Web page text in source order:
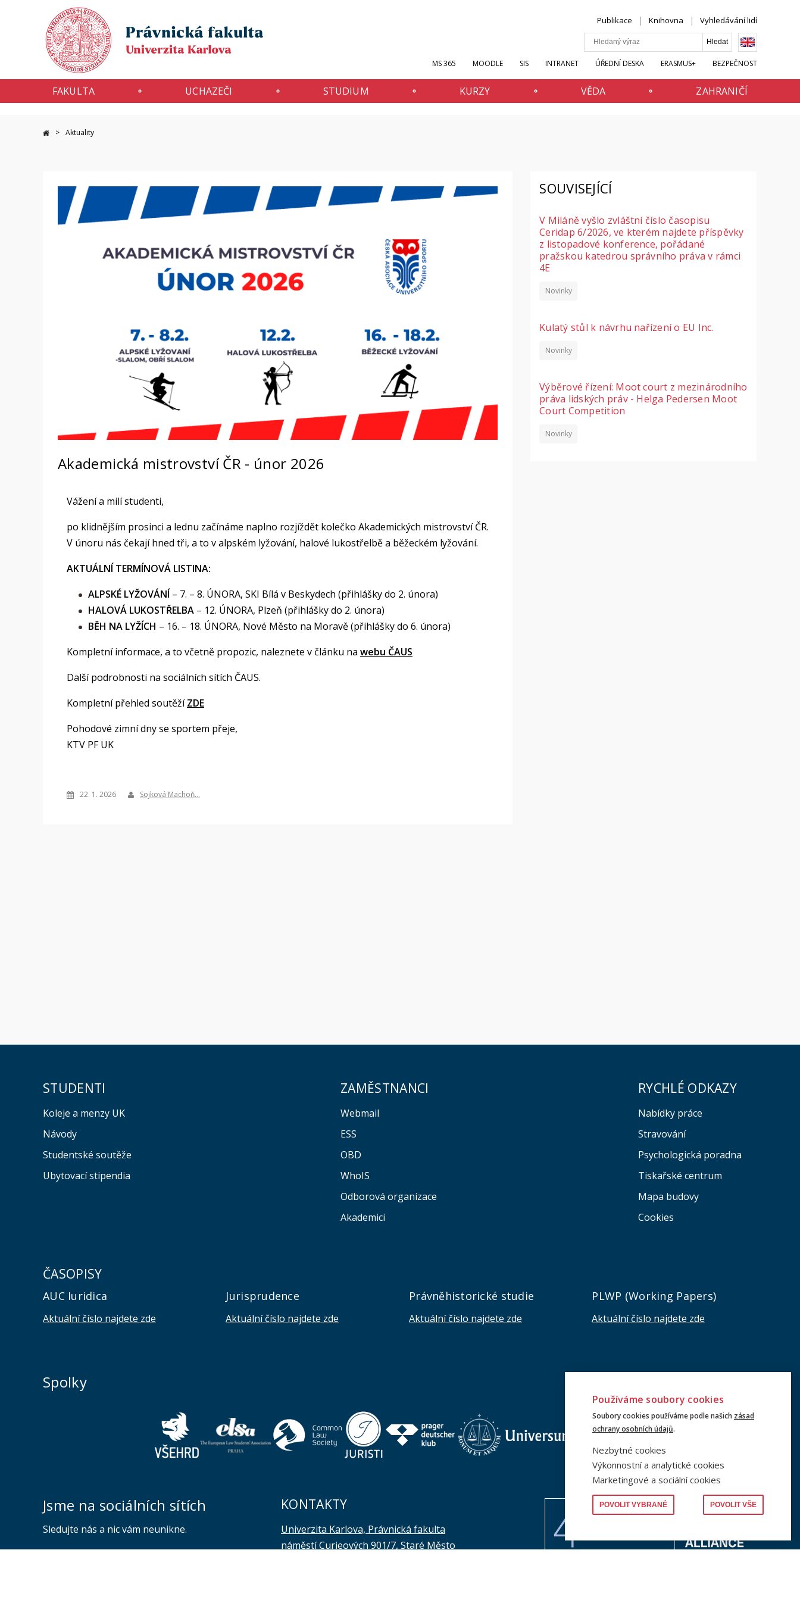
Publikace Knihovna Vyhledávání lidí
MS 365 MOODLE SIS INTRANET ÚŘEDNÍ DESKA ERASMUS+ BEZPEČNOST
FAKULTA UCHAZEČI STUDIUM KURZY VĚDA ZAHRANIČÍ
Aktuality
Akademická mistrovství ČR - únor 2026
Vážení a milí studenti,
po klidnějším prosinci a lednu začínáme naplno rozjíždět kolečko Akademických mistrovství ČR.
V únoru nás čekají hned tři, a to v alpském lyžování, halové lukostřelbě a běžeckém lyžování.
AKTUÁLNÍ TERMÍNOVÁ LISTINA:
ALPSKÉ LYŽOVÁNÍ– 7. – 8. ÚNORA, SKI Bílá v Beskydech (přihlášky do 2. února)
HALOVÁ LUKOSTŘELBA– 12. ÚNORA, Plzeň (přihlášky do 2. února)
BĚH NA LYŽÍCH – 16. – 18. ÚNORA, Nové Město na Moravě (přihlášky do 6. února)
Kompletní informace, a to včetně propozic, naleznete v článku na webu ČAUS
Další podrobnosti na sociálních sítích ČAUS.
Kompletní přehled soutěžíZDE
Pohodové zimní dny se sportem přeje,
KTV PF UK
22. 1. 2026 Sojková Machoň…
SOUVISEJÍCÍ
V Miláně vyšlo zvláštní číslo časopisu
Ceridap 6/2026, ve kterém najdete příspěvky
z listopadové konference, pořádané
pražskou katedrou správního práva v rámci
4E
Novinky
Kulatý stůl k návrhu nařízení o EU Inc.
Novinky
Výběrové řízení: Moot court z mezinárodního
práva lidských práv - Helga Pedersen Moot
Court Competition
Novinky
STUDENTI
Koleje a menzy UK
Návody
Studentské soutěže
Ubytovací stipendia
ZAMĚSTNANCI
Webmail
ESS
OBD
WhoIS
Odborová organizace
Akademici
RYCHLÉ ODKAZY
Nabídky práce
Stravování
Psychologická poradna
Tiskařské centrum
Mapa budovy
Cookies
ČASOPISY
AUC Iuridica
Aktuální číslo najdete zde
Jurisprudence
Aktuální číslo najdete zde
Právněhistorické studie
Aktuální číslo najdete zde
PLWP (Working Papers)
Aktuální číslo najdete zde
Spolky
Jsme na sociálních sítích
Sledujte nás a nic vám neunikne.
KONTAKTY
Univerzita Karlova, Právnická fakulta
náměstí Curieových 901/7, Staré Město
Používáme soubory cookies
Soubory cookies používáme podle našich zásad
ochrany osobních údajů.
Nezbytné cookies
Výkonnostní a analytické cookies
Marketingové a sociální cookies
POVOLIT VYBRANÉ POVOLIT VŠE